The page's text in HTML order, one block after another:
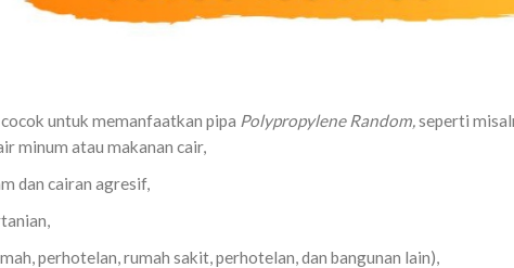
untuk memanfaatkan pipa Polypropylene Random, seperti
minum atau makanan cair,
dan cairan agresif,
perhotelan, rumah sakit, perhotelan, dan bangunan lain),